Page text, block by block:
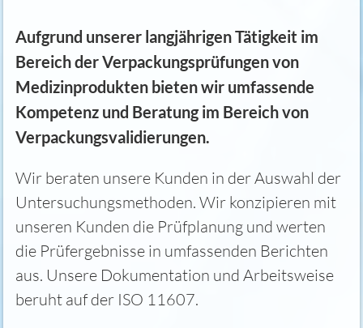
Aufgrund unserer langjährigen Tätigkeit im
Bereich der Verpackungsprüfungen von
Medizinprodukten bieten wir umfassende
Kompetenz und Beratung im Bereich von
Verpackungsvalidierungen.
Wir beraten unsere Kunden in der Auswahl der
Untersuchungsmethoden. Wir konzipieren mit
unseren Kunden die Prüfplanung und werten
die Prüfergebnisse in umfassenden Berichten
aus. Unsere Dokumentation und Arbeitsweise
beruht auf der ISO 11607.